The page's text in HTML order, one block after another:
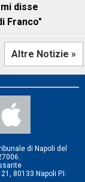
disse
Franco"
Altre Notizie »
di Napoli del
80133 Napoli P.I.